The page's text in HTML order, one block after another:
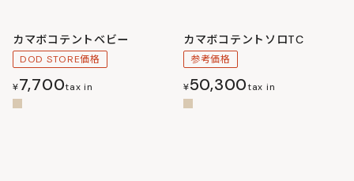
カマボコテントベビー
DOD STORE価格
¥7,700tax in
カマボコテントソロTC
参考価格
¥50,300tax in